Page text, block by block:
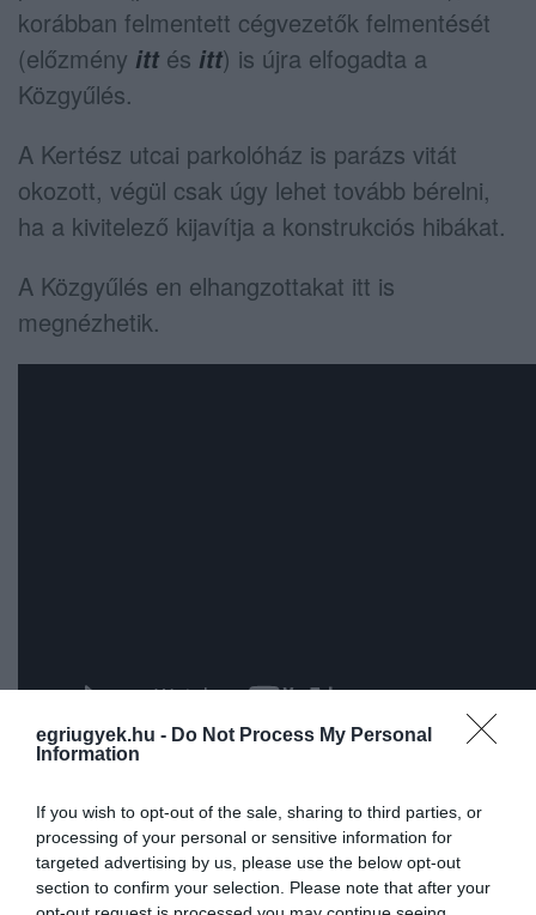
egriugyek.hu - Do Not Process My Personal
Information
If you wish to opt-out of the sale, sharing to third parties, or
processing of your personal or sensitive information for
targeted advertising by us, please use the below opt-out
section to confirm your selection. Please note that after your
korábban felmentett cégvezetők felmentését
(előzmény itt és itt) is újra elfogadta a
Közgyűlés.
A Kertész utcai parkolóház is parázs vitát
okozott, végül csak úgy lehet tovább bérelni,
ha a kivitelező kijavítja a konstrukciós hibákat.
A Közgyűlés en elhangzottakat itt is
megnézhetik.
Ne maradjon le a legfrissebb hírekről, kövessen
bennünket az EGRI ÜGYEK Google Hírek oldalán!